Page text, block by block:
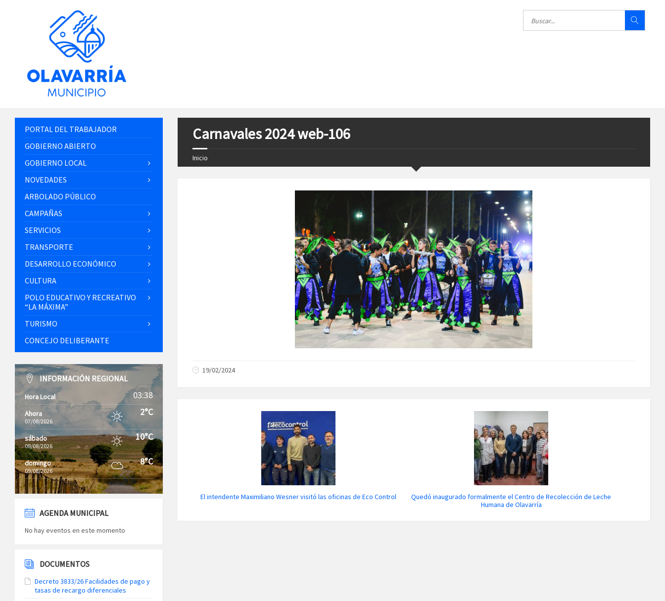
Carnavales 2024 web-106
Inicio
19/02/2024
El intendente Maximiliano Wesner visitó las oficinas de Eco Control
Quedó inaugurado formalmente el Centro de Recolección de Leche
Humana de Olavarría
PORTAL DEL TRABAJADOR
GOBIERNO ABIERTO
GOBIERNO LOCAL
NOVEDADES
ARBOLADO PÚBLICO
CAMPAÑAS
SERVICIOS
TRANSPORTE
DESARROLLO ECONÓMICO
CULTURA
POLO EDUCATIVO Y RECREATIVO
“LA MÁXIMA”
TURISMO
CONCEJO DELIBERANTE
INFORMACIÓN REGIONAL
Hora Local 03:38
Ahora
07/08/2026
2°C
sábado
08/08/2026
10°C
domingo
09/08/2026
8°C
AGENDA MUNICIPAL
No hay eventos en este momento
DOCUMENTOS
Decreto 3833/26 Facilidades de pago y
tasas de recargo diferenciales